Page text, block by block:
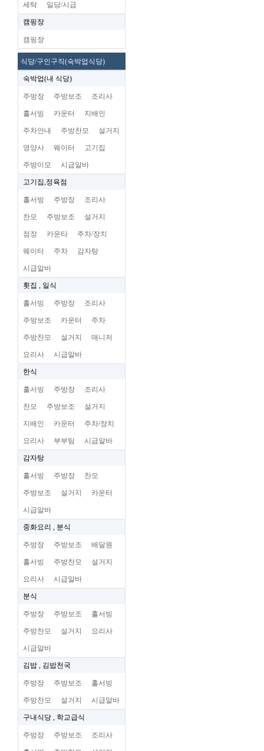
세탁 일당/시급
캠핑장
캠핑장
식당/구인구직(숙박업식당)
숙박업(내 식당)
주방장 주방보조 조리사
홀서빙 카운터 지배인
주차안내 주방찬모 설거지
영양사 웨이터 고기집
주방이모 시급알바
고기집,정육점
홀서빙 주방장 조리사
찬모 주방보조 설거지
점장 카운타 주차/장치
웨이터 주차 감자탕
시급알바
횟집 , 일식
홀서빙 주방장 조리사
주방보조 카운터 주차
주방찬모 설거지 매니저
요리사 시급알바
한식
홀서빙 주방장 조리사
찬모 주방보조 설거지
지배인 카운터 주차/장치
요리사 부부팀 시급알바
감자탕
홀서빙 주방장 찬모
주방보조 설거지 카운터
시급알바
중화요리 , 분식
주방장 주방보조 배달원
홀서빙 주방찬모 설거지
요리사 시급알바
분식
주방장 주방보조 홀서빙
주방찬모 설거지 요리사
시급알바
김밥 , 김밥천국
주방장 주방보조 홀서빙
주방찬모 설거지 시급알바
구내식당 , 학교급식
주방장 주방보조 조리사